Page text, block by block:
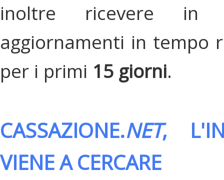
inoltre ricevere in
aggiornamenti in tempo
per i primi 15 giorni.
CASSAZIONE.NET,
VIENE A CERCARE